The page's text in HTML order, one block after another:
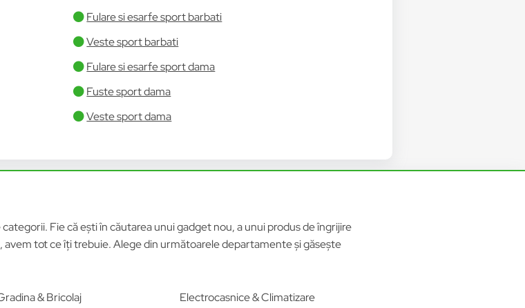
Fulare si esarfe sport barbati
Veste sport barbati
Fulare si esarfe sport dama
Fuste sport dama
Veste sport dama
Fie că ești în căutarea unui gadget nou, a unui produs de îngrijire
avem tot ce îți trebuie. Alege din următoarele departamente și găsește
& Bricolaj Electrocasnice & Climatizare